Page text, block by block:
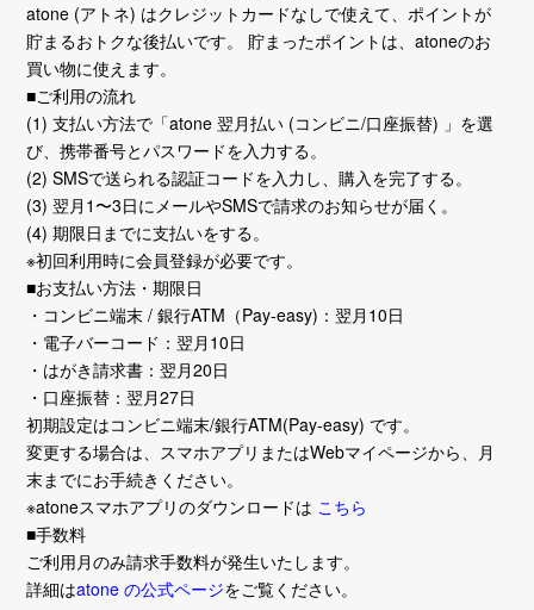
atone (アトネ) はクレジットカードなしで使えて、ポイントが
貯まるおトクな後払いです。 貯まったポイントは、atoneのお
買い物に使えます。
■ご利用の流れ
(1) 支払い方法で「atone 翌月払い (コンビニ/口座振替) 」を選
び、携帯番号とパスワードを入力する。
(2) SMSで送られる認証コードを入力し、購入を完了する。
(3) 翌月1〜3日にメールやSMSで請求のお知らせが届く。
(4) 期限日までに支払いをする。
※初回利用時に会員登録が必要です。
■お支払い方法・期限日
・コンビニ端末 / 銀行ATM（Pay-easy)：翌月10日
・電子バーコード：翌月10日
・はがき請求書：翌月20日
・口座振替：翌月27日
初期設定はコンビニ端末/銀行ATM(Pay-easy) です。
変更する場合は、スマホアプリまたはWebマイページから、月
末までにお手続きください。
※atoneスマホアプリのダウンロードは こちら
■手数料
ご利用月のみ請求手数料が発生いたします。
詳細はatone の公式ページをご覧ください。